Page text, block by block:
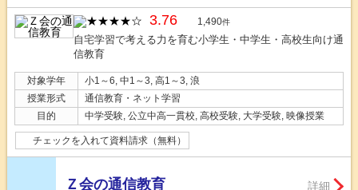
3.76 1,490件
自宅学習で考える力を育む小学生・中学生・高校生向け通
信教育
対象学年
小1～6, 中1～3, 高1～3, 浪
授業形式
通信教育・ネット学習
目的
中学受験, 公立中高一貫校, 高校受験, 大学受験, 映像授業
チェックを入れて資料請求（無料）
Ｚ会の通信教育 詳細